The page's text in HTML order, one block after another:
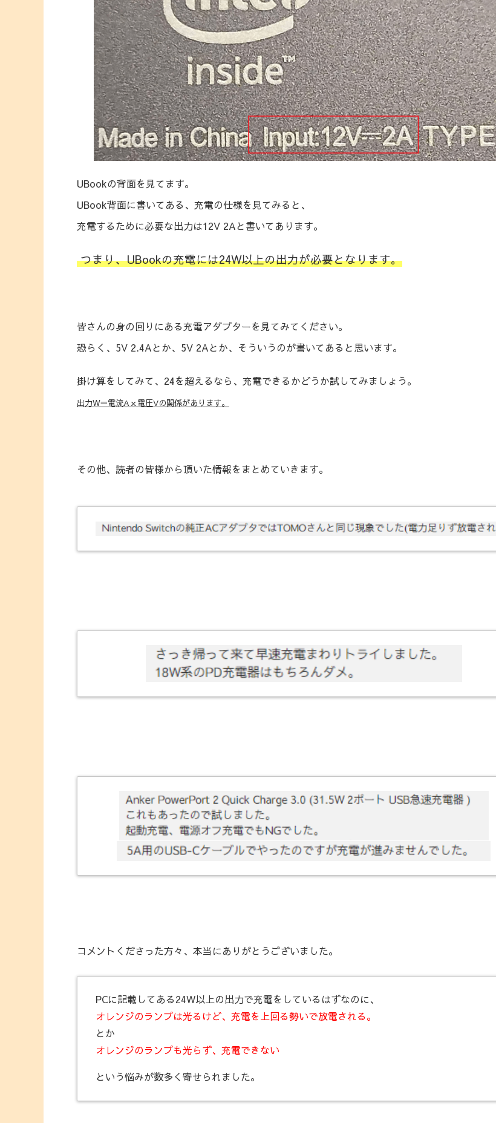
UBookの背面を見てます。
UBook背面に書いてある、充電の仕様を見てみると、
充電するために必要な出力は12V 2Aと書いてあります。
つまり、UBookの充電には24W以上の出力が必要となります。
皆さんの身の回りにある充電アダプターを見てみてください。
恐らく、5V 2.4Aとか、5V 2Aとか、そういうのが書いてあると思います。
掛け算をしてみて、24を超えるなら、充電できるかどうか試してみましょう。
出力W＝電流Aｘ電圧Vの関係があります。
その他、読者の皆様から頂いた情報をまとめていきます。
コメントくださった方々、本当にありがとうございました。
PCに記載してある24W以上の出力で充電をしているはずなのに、
オレンジのランプは光るけど、充電を上回る勢いで放電される。
とか
オレンジのランプも光らず、充電できない
という悩みが数多く寄せられました。